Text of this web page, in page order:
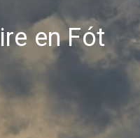
en Fót